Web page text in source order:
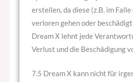
erstellen, da diese (z.B. im
verloren gehen oder
Dream X lehnt jede
Verlust und die Beschädigung
7.5 Dream X kann nicht für